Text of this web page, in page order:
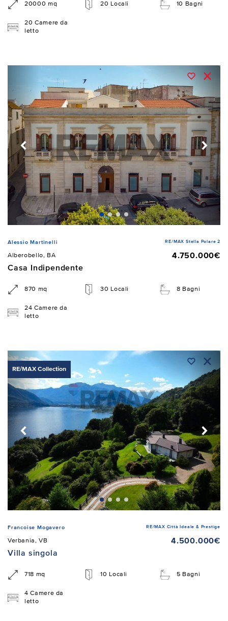
20000 mq 20 Locali 10 Bagni
20 Camere da
letto
Alessio Martinelli RE/MAX Stella Polare 2
Alberobello, BA
4.750.000€
Casa Indipendente
870 mq 30 Locali 8 Bagni
24 Camere da
letto
RE/MAX Collection
Francoise Mogavero RE/MAX Città Ideale & Prestige
Verbania, VB
4.500.000€
Villa singola
718 mq 10 Locali 5 Bagni
4 Camere da
letto